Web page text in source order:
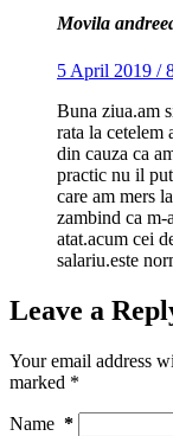
Movila
5 April 2019 /
Buna ziua.am
rata la cetelem
din cauza ca
practic nu il
care am mers
zambind ca m-
atat.acum cei
salariu.este
Leave a
Your email address
marked *
Name *